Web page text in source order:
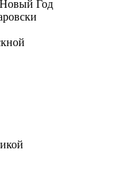
Год